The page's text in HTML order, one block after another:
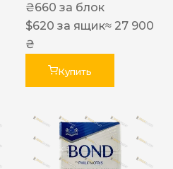
₴660 за блок
$620 за ящик≈ 27 900
₴
Купить